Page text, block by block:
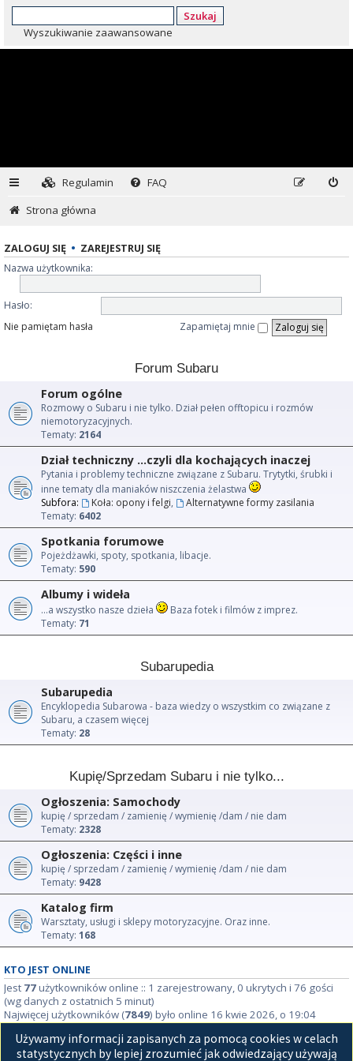
Szukaj
Wyszukiwanie zaawansowane
Regulamin
FAQ
Strona główna
ZALOGUJ SIĘ • ZAREJESTRUJ SIĘ
Nazwa użytkownika:
Hasło:
Nie pamiętam hasła
Zapamiętaj mnie
Forum Subaru
Forum ogólne
Rozmowy o Subaru i nie tylko. Dział pełen offtopicu i rozmów
niemotoryzacyjnych.
Tematy: 2164
Dział techniczny ...czyli dla kochających inaczej
Pytania i problemy techniczne związane z Subaru. Trytytki, śrubki i
inne tematy dla maniaków niszczenia żelastwa
Subfora:
Koła: opony i felgi,
Alternatywne formy zasilania
Tematy: 6402
Spotkania forumowe
Pojeżdżawki, spoty, spotkania, libacje.
Tematy: 590
Albumy i wideła
...a wszystko nasze dzieła
Baza fotek i filmów z imprez.
Tematy: 71
Subarupedia
Subarupedia
Encyklopedia Subarowa - baza wiedzy o wszystkim co związane z
Subaru, a czasem więcej
Tematy: 28
Kupię/Sprzedam Subaru i nie tylko...
Ogłoszenia: Samochody
kupię / sprzedam / zamienię / wymienię /dam / nie dam
Tematy: 2328
Ogłoszenia: Części i inne
kupię / sprzedam / zamienię / wymienię /dam / nie dam
Tematy: 9428
Katalog firm
Warsztaty, usługi i sklepy motoryzacyjne. Oraz inne.
Tematy: 168
KTO JEST ONLINE
Jest 77użytkowników online :: 1 zarejestrowany, 0 ukrytych i 76 gości
(wg danych z ostatnich 5 minut)
Najwięcej użytkowników (7849) było online 16 kwie 2026, o 19:04
STATYSTYKI
Używamy informacji zapisanych za pomocą cookies w celach
statystycznych by lepiej zrozumieć jak odwiedzający używają